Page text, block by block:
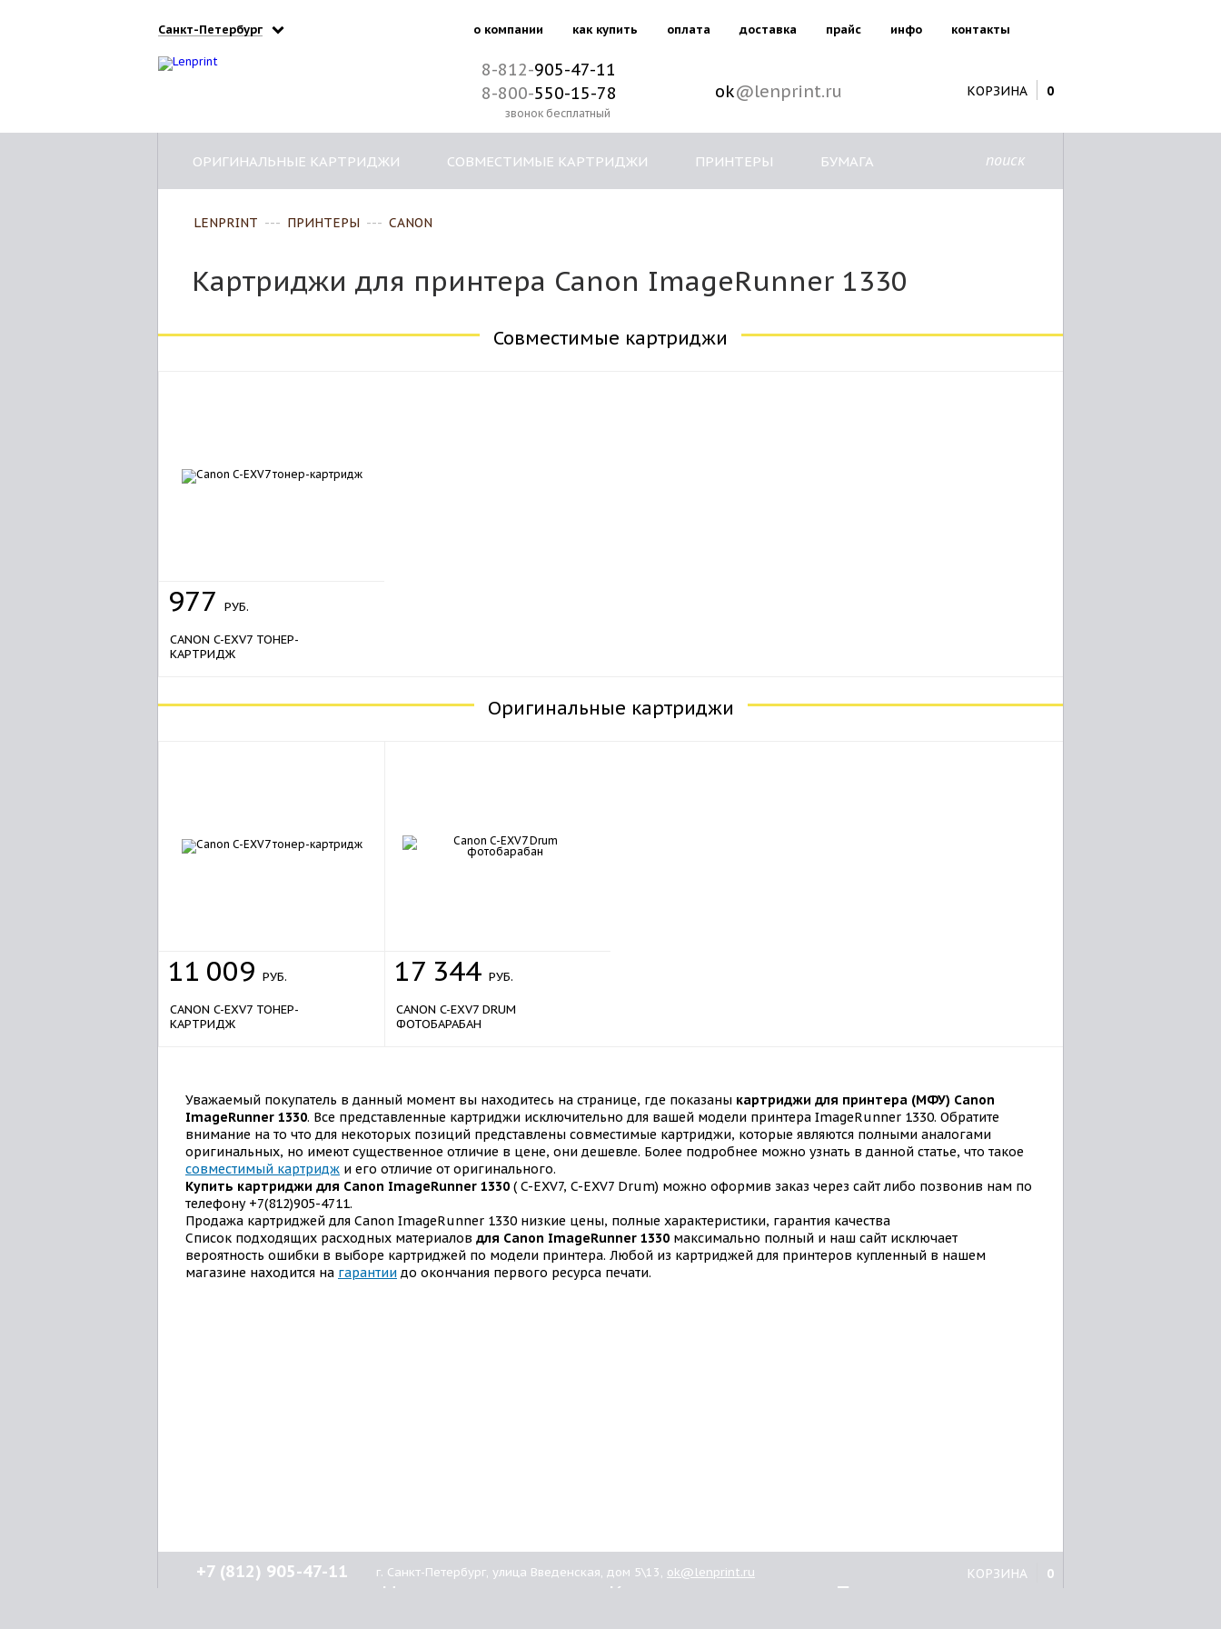
о компании как купить оплата доставка прайс инфо контакты
Санкт-Петербург
8-812-905-47-11
8-800-550-15-78
звонок бесплатный
ok@lenprint.ru КОРЗИНА 0
поиск
ОРИГИНАЛЬНЫЕ КАРТРИДЖИ СОВМЕСТИМЫЕ КАРТРИДЖИ ПРИНТЕРЫ БУМАГА
LENPRINT --- ПРИНТЕРЫ --- CANON
Картриджи для принтера Canon ImageRunner 1330
Совместимые картриджи
977 РУБ.
CANON C-EXV7 ТОНЕР-
КАРТРИДЖ
Оригинальные картриджи
11 009 РУБ.
CANON C-EXV7 ТОНЕР-
КАРТРИДЖ
17 344 РУБ.
CANON C-EXV7 DRUM
ФОТОБАРАБАН
Уважаемый покупатель в данный момент вы находитесь на странице, где показаны картриджи для принтера (МФУ) Canon
ImageRunner 1330. Все представленные картриджи исключительно для вашей модели принтера ImageRunner 1330. Обратите
внимание на то что для некоторых позиций представлены совместимые картриджи, которые являются полными аналогами
оригинальных, но имеют существенное отличие в цене, они дешевле. Более подробнее можно узнать в данной статье, что такое
совместимый картридж и его отличие от оригинального.
Купить картриджи для Canon ImageRunner 1330 ( C-EXV7, C-EXV7 Drum) можно оформив заказ через сайт либо позвонив нам по
телефону +7(812)905-4711.
Продажа картриджей для Canon ImageRunner 1330 низкие цены, полные характеристики, гарантия качества
Список подходящих расходных материалов для Canon ImageRunner 1330 максимально полный и наш сайт исключает
вероятность ошибки в выборе картриджей по модели принтера. Любой из картриджей для принтеров купленный в нашем
магазине находится на гарантии до окончания первого ресурса печати.
Принтеры
Картриджи
Нашим
КОРЗИНА 0
+7 (812) 905-47-11 г. Санкт-Петербург, улица Введенская, дом 5\13, ok@lenprint.ru